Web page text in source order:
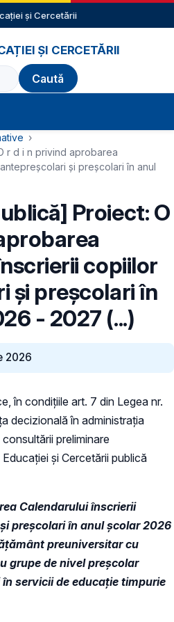
și Cercetării
ȘI CERCETĂRII
r d i n privind aprobarea
și preșcolari în anul
Proiect: O
copiilor
și preșcolari în
- 2027 (...)
2026
în condiţiile art. 7 din Legea nr.
decizională în administraţia
preliminare
și Cercetării publică
Calendarului înscrierii
preșcolari în anul școlar 2026
preuniversitar cu
grupe de nivel preșcolar
servicii de educație timpurie